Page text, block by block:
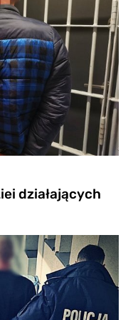
działających